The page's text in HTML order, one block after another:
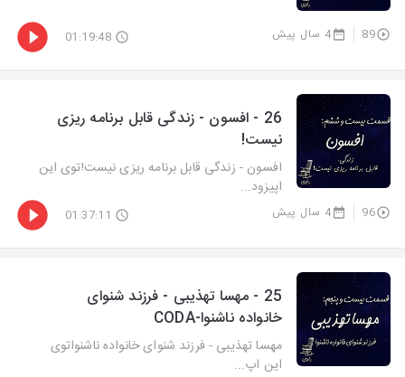
89 4 سال پیش 01:19:48
26 - افسون - زندگی قابل برنامه ریزی
نیست!
افسون - زندگی قابل برنامه ریزی نیست!توی این
اپیزود...
96 4 سال پیش 01:37:11
25 - مهسا تهذیبی - فرزند شنوای
خانواده ناشنوا-CODA
مهسا تهذیبی - فرزند شنوای خانواده ناشنواتوی
این اپ...